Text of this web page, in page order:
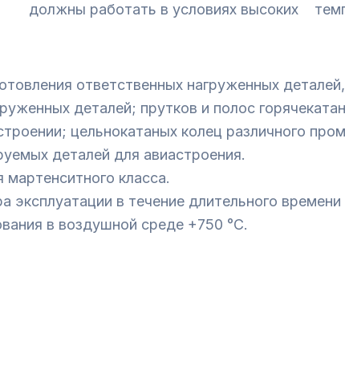
должны работать в условиях высоких
ответственных нагруженных
деталей; прутков и полос
цельнокатаных колец различного
деталей для авиастроения.
класса.
в течение длительного
в воздушной среде +750 °C.